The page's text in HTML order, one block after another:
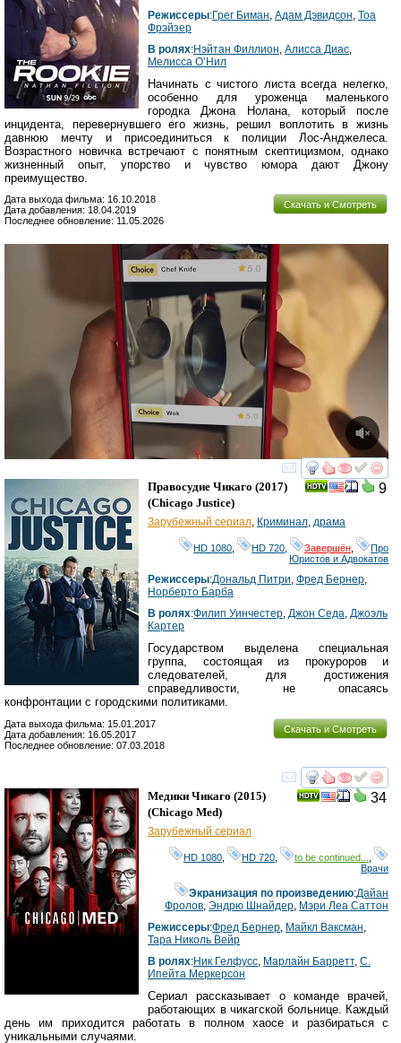
Режиссеры:Грег Биман Адам Дэвидсон Тоа
Фрэйзер
В ролях:Нэйтан Филлион Алисса Диас
Мелисса О’Нил
Начинать с чистого листа всегда нелегко,
особенно для уроженца маленького
городка Джона Нолана, который после
инцидента, перевернувшего его жизнь, решил воплотить в жизнь
давнюю мечту и присоединиться к полиции Лос-Анджелеса.
Возрастного новичка встречают с понятным скептицизмом, однако
жизненный опыт, упорство и чувство юмора дают Джону
преимущество.
Скачать и Смотреть
Дата выхода фильма: 16.10.2018
Дата добавления: 18.04.2019
Последнее обновление: 11.05.2026
смотреть
9
Правосудие Чикаго (2017)
(Chicago Justice)
Зарубежный сериал, Криминал, драма
HD 1080, HD 720, Завершён,
Про
Юристов и Адвокатов
Режиссеры:Дональд Питри, Фред Бернер,
Норберто Барба
В ролях:Филип Уинчестер, Джон Седа, Джоэль
Картер
Государством выделена специальная
группа, состоящая из прокуроров и
следователей, для достижения
справедливости, не опасаясь
конфронтации с городскими политиками.
Скачать и Смотреть
Дата выхода фильма: 15.01.2017
Дата добавления: 16.05.2017
Последнее обновление: 07.03.2018
смотреть
34
Медики Чикаго (2015)
(Chicago Med)
Зарубежный сериал
HD 1080 HD 720 to be continued...
Врачи
Экранизация по произведению:Дайан
Фролов,Эндрю Шнайдер, Мэри Леа Саттон
Режиссеры:Фред Бернер, Майкл Ваксман,
Тара Николь Вейр
В ролях:Ник Гелфусс, Марлайн Барретт, С.
Ипейта Меркерсон
Сериал рассказывает о команде врачей,
работающих в чикагской больнице. Каждый
день им приходится работать в полном хаосе и разбираться с
уникальными случаями.